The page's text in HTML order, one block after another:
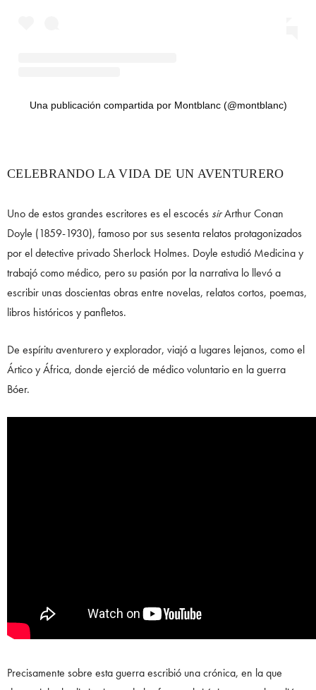
Una publicación compartida por Montblanc (@montblanc)
CELEBRANDO LA VIDA DE UN AVENTURERO
Uno de estos grandes escritores es el escocés sirArthur Conan
Doyle (1859-1930), famoso por sus sesenta relatos protagonizados
por el detective privado Sherlock Holmes. Doyle estudió Medicina y
trabajó como médico, pero su pasión por la narrativa lo llevó a
escribir unas doscientas obras entre novelas, relatos cortos, poemas,
libros históricos y panfletos.
De espíritu aventurero y explorador, viajó a lugares lejanos, como el
Ártico y África, donde ejerció de médico voluntario en la guerra
Bóer.
Precisamente sobre esta guerra escribió una crónica, en la que